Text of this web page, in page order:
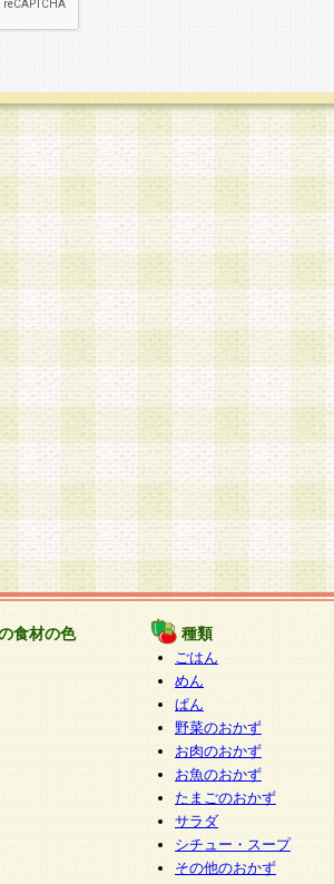
食材の色 種類
ごはん
めん
ぱん
野菜のおかず
お肉のおかず
お魚のおかず
たまごのおかず
サラダ
シチュー・スープ
その他のおかず